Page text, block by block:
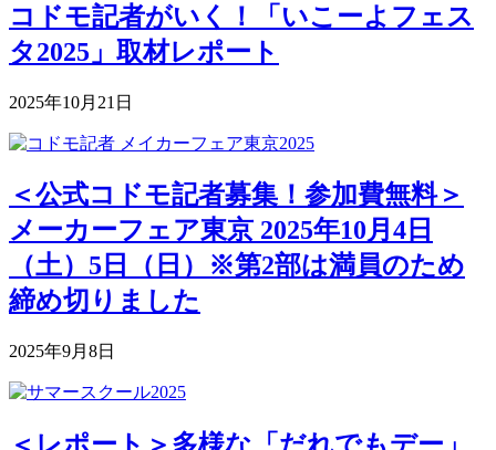
コドモ記者がいく！「いこーよフェス
タ2025」取材レポート
2025年10月21日
＜公式コドモ記者募集！参加費無料＞
メーカーフェア東京 2025年10月4日
（土）5日（日）※第2部は満員のため
締め切りました
2025年9月8日